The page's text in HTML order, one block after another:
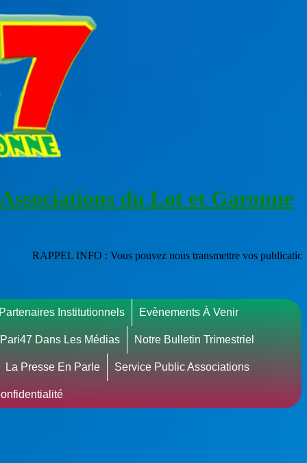
du Lot et Garonne
INFO : Vous pouvez nous transmettre vos publications en les
Institutionnels Evènements À Venir
Pari47 Dans Les Médias Notre Bulletin Trimestriel
La Presse En Parle Service Public Associations